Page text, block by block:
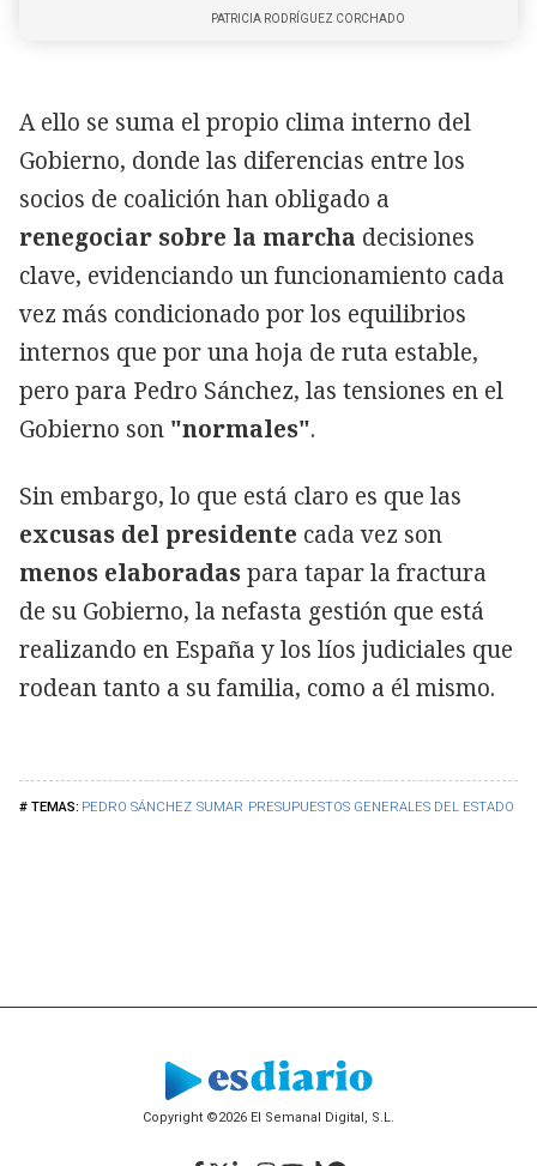
PEDRO SÁNCHEZ SUMAR PRESUPUESTOS GENERALES DEL ESTADO
PATRICIA RODRÍGUEZ CORCHADO
A ello se suma el propio clima interno del
Gobierno, donde las diferencias entre los
socios de coalición han obligado a
renegociar sobre la marcha decisiones
clave, evidenciando un funcionamiento cada
vez más condicionado por los equilibrios
internos que por una hoja de ruta estable,
pero para Pedro Sánchez, las tensiones en el
Gobierno son "normales".
Sin embargo, lo que está claro es que las
excusas del presidente cada vez son
menos elaboradaspara tapar la fractura
de su Gobierno, la nefasta gestión que está
realizando en España y los líos judiciales que
rodean tanto a su familia, como a él mismo.
Copyright ©2026 El Semanal Digital, S.L.